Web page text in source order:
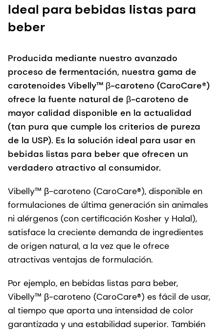
Ideal para bebidas listas para
beber
Producida mediante nuestro avanzado
proceso de fermentación, nuestra gama de
carotenoides Vibelly™ β-caroteno (CaroCare®)
ofrece la fuente natural de β-caroteno de
mayor calidad disponible en la actualidad
(tan pura que cumple los criterios de pureza
de la USP). Es la solución ideal para usar en
bebidas listas para beber que ofrecen un
verdadero atractivo al consumidor.
Vibelly™ β-caroteno (CaroCare®), disponible en
formulaciones de última generación sin animales
ni alérgenos (con certificación Kosher y Halal),
satisface la creciente demanda de ingredientes
de origen natural, a la vez que le ofrece
atractivas ventajas de formulación.
Por ejemplo, en bebidas listas para beber,
Vibelly™ β-caroteno (CaroCare®) es fácil de usar,
al tiempo que aporta una intensidad de color
garantizada y una estabilidad superior. También